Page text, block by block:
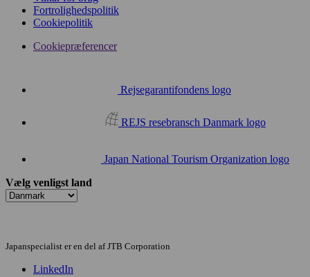
Fortrolighedspolitik
Cookiepolitik
Cookiepræferencer
Rejsegarantifondens logo
REJS resebransch Danmark logo
Japan National Tourism Organization logo
Vælg venligst land
Japanspecialist er en del af JTB Corporation
LinkedIn